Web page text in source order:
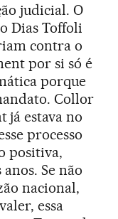
judicial. O
Dias Toffoli
contra o
por si só é
porque
Collor
já estava no
processo
positiva,
Se não
nacional,
essa